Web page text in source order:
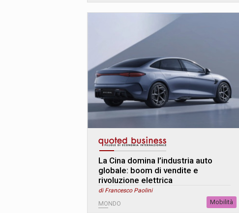
La Cina domina l’industria auto
globale: boom di vendite e
rivoluzione elettrica
di Francesco Paolini
MONDO Mobilità